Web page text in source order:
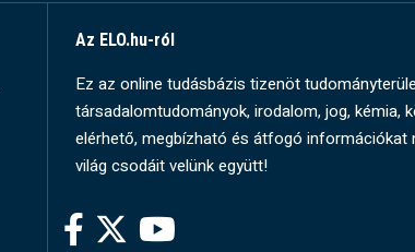
Az ELO.hu-ról
Ez az online tudásbázis tizenöt
társadalomtudományok, irodalom, jog, kémia,
elérhető, megbízható és átfogó információkat
világ csodáit velünk együtt!